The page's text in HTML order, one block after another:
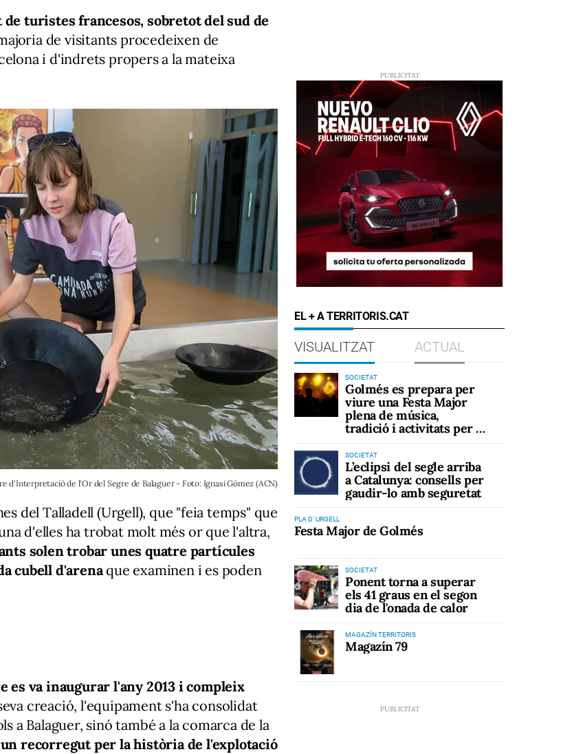
turistes francesos, sobretot del sud de
de visitants procedeixen de
i d'indrets propers a la mateixa
d'Interpretació de l'Or del Segre de Balaguer - Foto: Ignasi Gómez (ACN)
del Talladell (Urgell), que "feia temps" que
d'elles ha trobat molt més or que l'altra,
solen trobar unes quatre partícules
cubell d'arenaque examinen i es poden
va inaugurar l'any 2013 i compleix
creació, l'equipament s'ha consolidat
Balaguer, sinó també a la comarca de la
recorregut per la història de l'explotació
EL + A TERRITORIS.CAT
VISUALITZAT ACTUAL
SOCIETAT
Golmés es prepara per
viure una Festa Major
plena de música,
tradició i activitats per a
SOCIETAT
L’eclipsi del segle arriba
a Catalunya: consells per
gaudir-lo amb seguretat
PLA D' URGELL
Festa Major de Golmés
SOCIETAT
Ponent torna a superar
els 41 graus en el segon
dia de l'onada de calor
MAGAZÍN TERRITORIS
Magazín 79